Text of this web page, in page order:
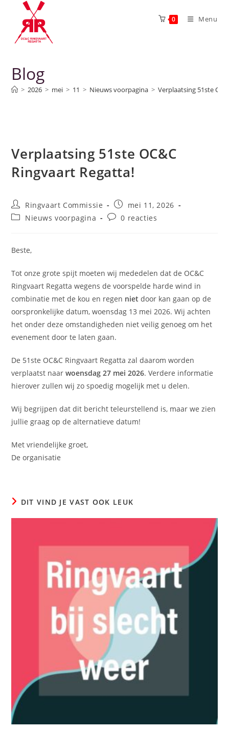
0 Menu
Blog
> 2026 > mei > 11 > Nieuws voorpagina > Verplaatsing 51ste
Verplaatsing 51ste OC&C
Ringvaart Regatta!
Ringvaart Commissie
mei 11, 2026
Nieuws voorpagina
0 reacties
Beste,
Tot onze grote spijt moeten wij mededelen dat de OC&C
Ringvaart Regatta wegens de voorspelde harde wind in
combinatie met de kou en regen nietdoor kan gaan op de
oorspronkelijke datum, woensdag 13 mei 2026. Wij achten
het onder deze omstandigheden niet veilig genoeg om het
evenement door te laten gaan.
De 51ste OC&C Ringvaart Regatta zal daarom worden
verplaatst naarwoensdag 27 mei 2026. Verdere informatie
hierover zullen wij zo spoedig mogelijk met u delen.
Wij begrijpen dat dit bericht teleurstellend is, maar we zien
jullie graag op de alternatieve datum!
Met vriendelijke groet,
De organisatie
DIT VIND JE VAST OOK LEUK